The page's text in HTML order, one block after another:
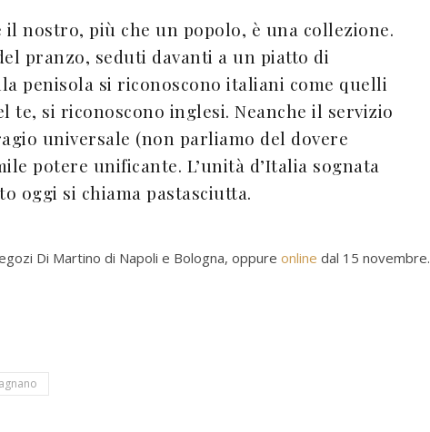
il nostro, più che un popolo, è una collezione.
pranzo, seduti davanti a un piatto di
penisola si riconoscono italiani come quelli
te, si riconoscono inglesi. Neanche il servizio
universale (non parliamo del dovere
potere unificante. L’unità d’Italia sognata
oggi si chiama pastasciutta.
Di Martino di Napoli e Bologna, oppure online dal 15 novembre.